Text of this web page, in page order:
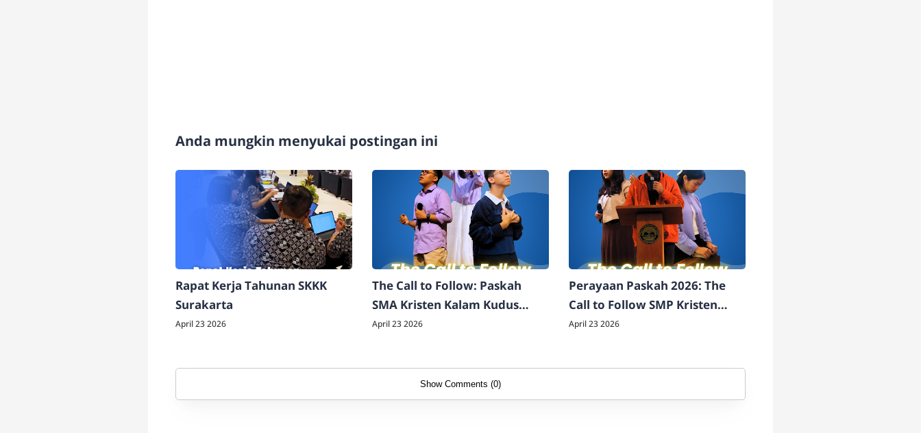
Anda mungkin menyukai postingan ini
Rapat Kerja Tahunan SKKK
Surakarta
April 23 2026
The Call to Follow: Paskah
SMA Kristen Kalam Kudus
Surakarta 2026
April 23 2026
Perayaan Paskah 2026: The
Call to Follow SMP Kristen
Kalam Kudus Surakarta
April 23 2026
Show Comments (0)